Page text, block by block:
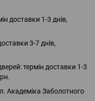
доставки 1-3 днів,
3-7 днів,
термін доставки 1-3
Академіка Заболотного